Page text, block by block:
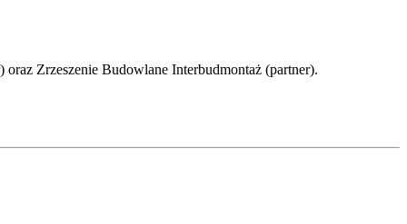
Zrzeszenie Budowlane Interbudmontaż (partner).